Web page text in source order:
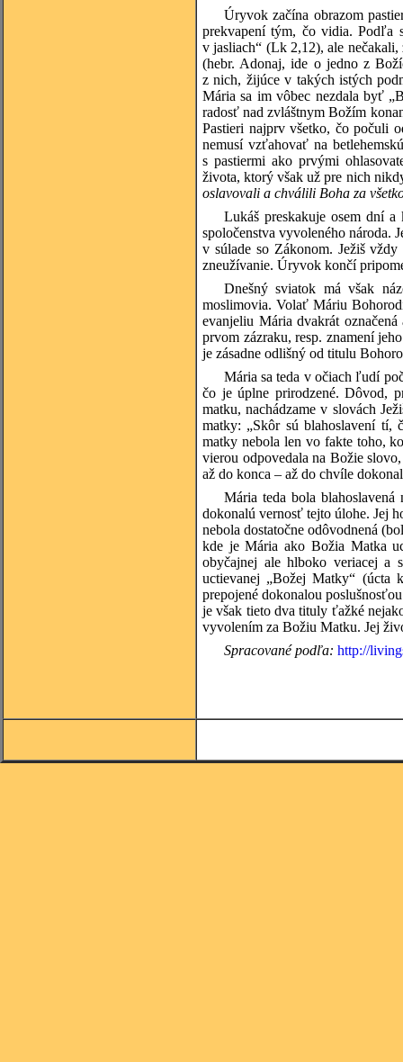
Úryvok začína obrazom
prekvapení tým, čo vidia. Podľa
v jasliach“ (Lk 2,12), ale
(hebr. Adonaj, ide o jedno z
z nich, žijúce v takých istých
Mária sa im vôbec nezdala byť
radosť nad zvláštnym Božím
Pastieri najprv všetko, čo počuli
nemusí vzťahovať na
s pastiermi ako prvými
života, ktorý však už pre nich
oslavovali a chválili Boha za
Lukáš preskakuje osem dní
spoločenstva vyvoleného národa.
v súlade so Zákonom. Ježiš
zneužívanie. Úryvok končí
Dnešný sviatok má však
moslimovia. Volať Máriu
evanjeliu Mária dvakrát
prvom zázraku, resp. znamení
je zásadne odlišný od titulu
Mária sa teda v očiach ľudí
čo je úplne prirodzené. Dôvod,
matku, nachádzame v slovách
matky: „Skôr sú blahoslavení tí,
matky nebola len vo fakte toho,
vierou odpovedala na Božie
až do konca – až do chvíle
Mária teda bola
dokonalú vernosť tejto úlohe. Jej
nebola dostatočne odôvodnená
kde je Mária ako Božia Matka
obyčajnej ale hlboko veriacej a
uctievanej „Božej Matky“
prepojené dokonalou
je však tieto dva tituly ťažké
vyvolením za Božiu Matku. Jej
Spracované podľa: http://